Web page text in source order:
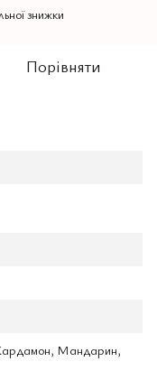
знижки
Порівняти
Мандарин,